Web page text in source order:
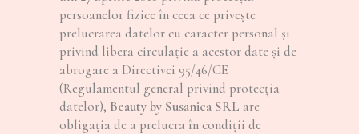
persoanelor fizice în ceea ce priveşte
prelucrarea datelor cu caracter personal şi
privind libera circulaţie a acestor date şi de
abrogare a Directivei 95/46/CE
(Regulamentul general privind protecţia
datelor), Beauty by Susanica SRL are
obligaţia de a prelucra în condiţii de